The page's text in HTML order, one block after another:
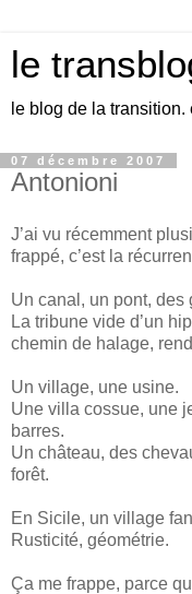
le
le blog de la
07 décembre 2007
Antonioni
J’ai vu récemment
frappé, c’est la
Un canal, un pont, des
La tribune vide d’un
chemin de halage,
Un village, une usine.
Une villa cossue, une
barres.
Un château, des
forêt.
En Sicile, un village
Rusticité, géométrie.
Ça me frappe, parce